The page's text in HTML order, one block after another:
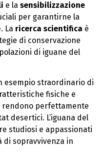
e la sensibilizzazione
per garantirne la
La ricerca scientifica è
di conservazione
di iguane del
esempio straordinario di
fisiche e
rendono perfettamente
desertici. L’iguana del
studiosi e appassionati
di sopravvivenza in